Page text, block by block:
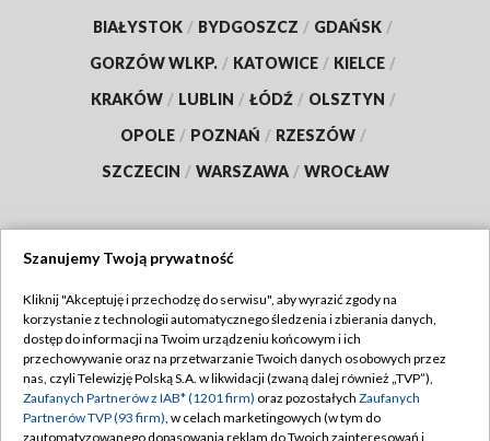
BIAŁYSTOK / BYDGOSZCZ / GDAŃSK /
GORZÓW WLKP. / KATOWICE / KIELCE /
KRAKÓW / LUBLIN / ŁÓDŹ / OLSZTYN /
OPOLE / POZNAŃ / RZESZÓW /
SZCZECIN / WARSZAWA / WROCŁAW
TVP
Abonament TVP
Emisja w TVP
Centrum informacji TVP
Regulamin TVP
Polityka prywatności
Moje zgody
Szanujemy Twoją prywatność
Kliknij "Akceptuję i przechodzę do serwisu", aby wyrazić zgody na
korzystanie z technologii automatycznego śledzenia i zbierania danych,
dostęp do informacji na Twoim urządzeniu końcowym i ich
przechowywanie oraz na przetwarzanie Twoich danych osobowych przez
nas, czyli Telewizję Polską S.A. w likwidacji (zwaną dalej również „TVP”),
Zaufanych Partnerów z IAB* (1201 firm) oraz pozostałych Zaufanych
Partnerów TVP (93 firm), w celach marketingowych (w tym do
zautomatyzowanego dopasowania reklam do Twoich zainteresowań i